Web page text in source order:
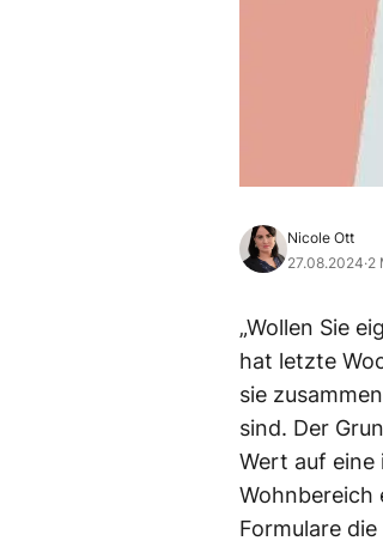
Nicole Ott
27.08.2024·2
„Wollen Sie
hat letzte
sie
sind. Der
Wert auf eine
Wohnbereich
Formulare